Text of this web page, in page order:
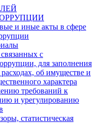
и иные акты в сфере
с
для заполнения
об имуществе и
характера
требований к
и урегулированию
статистическая